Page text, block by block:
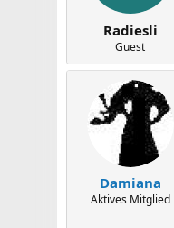
t
a
m
Radiesli
Guest
Damiana
Aktives Mitglied